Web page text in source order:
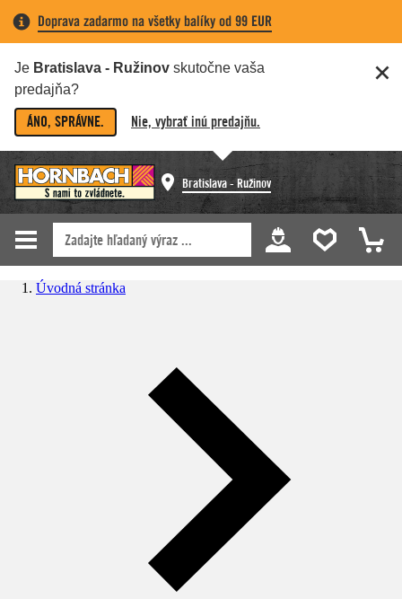
Doprava zadarmo na všetky balíky od 99 EUR
Je Bratislava - Ružinov skutočne vaša
predajňa?
ÁNO, SPRÁVNE. Nie, vybrať inú predajňu.
Bratislava - Ružinov
Úvodná stránka